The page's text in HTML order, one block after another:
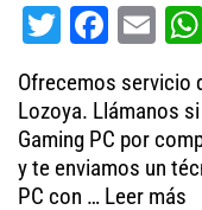
T
tt
er
Fa
bo
ok
E
m
ail
Ofrecemos servicio
Lozoya. Llámanos
Gaming PC por
y te enviamos un
PC con … Leer más